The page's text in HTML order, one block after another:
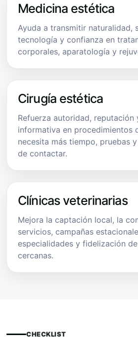
Medicina estética
Ayuda a transmitir naturalidad,
tecnología y confianza en
corporales, aparatología y
Cirugía estética
Refuerza autoridad, reputación
informativa en procedimientos
necesita más tiempo, pruebas
de contactar.
Clínicas veterinarias
Mejora la captación local, la
servicios, campañas
especialidades y fidelización
cercanas.
CHECKLIST